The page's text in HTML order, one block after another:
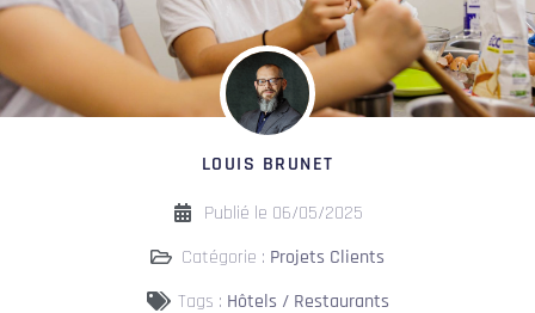
LOUIS BRUNET
Publié le 06/05/2025
Catégorie : Projets Clients
Tags : Hôtels / Restaurants